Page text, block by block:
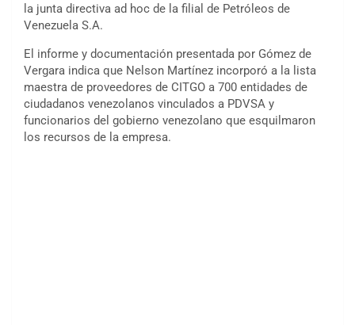
la junta directiva ad hoc de la filial de Petróleos de
Venezuela S.A.
El informe y documentación presentada por Gómez de
Vergara indica que Nelson Martínez incorporó a la lista
maestra de proveedores de CITGO a 700 entidades de
ciudadanos venezolanos vinculados a PDVSA y
funcionarios del gobierno venezolano que esquilmaron
los recursos de la empresa.